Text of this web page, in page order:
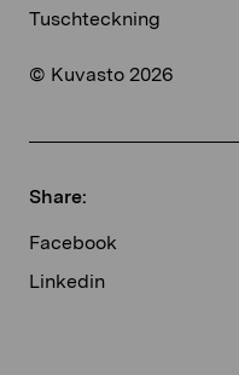
Tuschteckning
© Kuvasto 2026
Share:
Facebook
Linkedin